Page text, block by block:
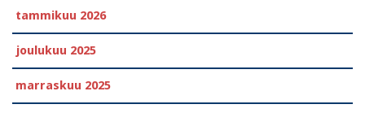
tammikuu 2026
joulukuu 2025
marraskuu 2025